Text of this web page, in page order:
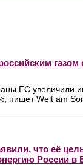
газом
ЕС увеличили
пишет Welt am
что её
России в